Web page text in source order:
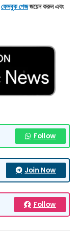
ফেসবুক পেজজয়েন করুন এবং
Follow
Join Now
Follow